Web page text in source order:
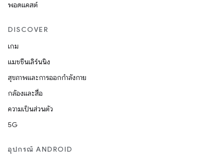
พอดแคสต์
DISCOVER
เกม
แมชชีนเลิร์นนิง
สุขภาพและการออกกำลังกาย
กล้องและสื่อ
ความเป็นส่วนตัว
5G
อุปกรณ์ ANDROID